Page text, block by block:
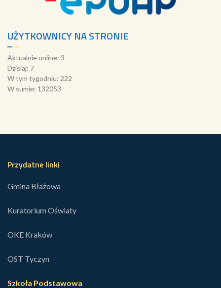
UŻYTKOWNICY NA STRONIE
Aktualnie online: 3
Dzisiaj: 7
W tym tygodniu: 222
W sumie: 132053
Przydatne linki
Gmina Błażowa
Kuratorium Oświaty
OKE Kraków
OST Tyczyn
Szkoła Podstawowa